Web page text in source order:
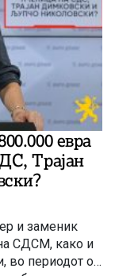
евра
Трајан
и заменик
СДСМ, како и
во периодот од